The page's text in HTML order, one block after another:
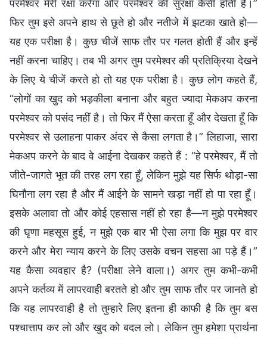
परमेश्वर मेरी रक्षा करेगा और परमेश्वर की सुरक्षा कैसी होती है।”
फिर तुम इसे अपने हाथ से छूते हो और नतीजे में झटका खाते हो—
यह एक परीक्षा है। कुछ चीजें साफ तौर पर गलत होती हैं और इन्हें
नहीं करना चाहिए। तब भी अगर तुम परमेश्वर की प्रतिक्रिया देखने
के लिए ये चीजें करते हो तो यह एक परीक्षा है। कुछ लोग कहते हैं,
“लोगों का खुद को भड़कीला बनाना और बहुत ज्यादा मेकअप करना
परमेश्वर को पसंद नहीं है। तो फिर मैं ऐसा करता हूँ और देखता हूँ कि
परमेश्वर से उलाहना पाकर अंदर से कैसा लगता है।” लिहाजा, सारा
मेकअप करने के बाद वे आईना देखकर कहते हैं : “हे परमेश्वर, मैं तो
जीते-जागते भूत की तरह लग रहा हूँ, लेकिन मुझे यह सिर्फ थोड़ा-सा
घिनौना लग रहा है और मैं आईने के सामने खड़ा नहीं हो पा रहा हूँ।
इसके अलावा तो और कोई एहसास नहीं हो रहा है—न मुझे परमेश्वर
की घृणा महसूस हुई, न मुझे एक बार भी ऐसा लगा कि मुझ पर वार
करने और मेरा न्याय करने के लिए उसके वचन सहसा आ पड़े हैं।”
यह कैसा व्यवहार है? (परीक्षा लेने वाला।) अगर तुम कभी-कभी
अपने कर्तव्य में लापरवाही बरतते हो और तुम साफ तौर पर जानते हो
कि यह लापरवाही है तो तुम्हारे लिए इतना ही काफी है कि तुम बस
पश्चात्ताप कर लो और खुद को बदल लो। लेकिन तुम हमेशा प्रार्थना